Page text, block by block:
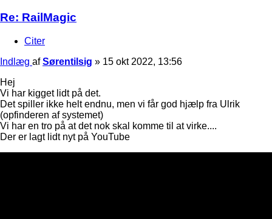
Re: RailMagic
Citer
Indlæg afSørentilsig » 15 okt 2022, 13:56
Hej
Vi har kigget lidt på det.
Det spiller ikke helt endnu, men vi får god hjælp fra Ulrik
(opfinderen af systemet)
Vi har en tro på at det nok skal komme til at virke....
Der er lagt lidt nyt på YouTube